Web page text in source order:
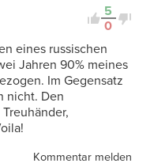
5
0
eines russischen
Jahren 90% meines
Im Gegensatz
nicht. Den
Kommentar melden